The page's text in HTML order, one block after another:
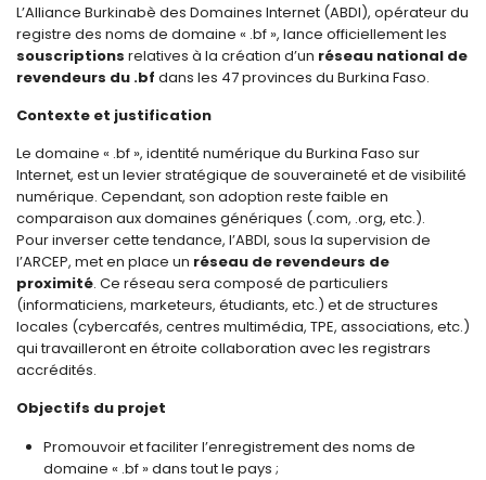
L’Alliance Burkinabè des Domaines Internet (ABDI), opérateur du
registre des noms de domaine « .bf », lance officiellement les
souscriptions relatives à la création d’un réseau national de
revendeurs du .bf dans les 47 provinces du Burkina Faso.
Contexte et justification
Le domaine « .bf », identité numérique du Burkina Faso sur
Internet, est un levier stratégique de souveraineté et de visibilité
numérique. Cependant, son adoption reste faible en
comparaison aux domaines génériques (.com, .org, etc.).
Pour inverser cette tendance, l’ABDI, sous la supervision de
l’ARCEP, met en place un réseau de revendeurs de
proximité. Ce réseau sera composé de particuliers
(informaticiens, marketeurs, étudiants, etc.) et de structures
locales (cybercafés, centres multimédia, TPE, associations, etc.)
qui travailleront en étroite collaboration avec les registrars
accrédités.
Objectifs du projet
Promouvoir et faciliter l’enregistrement des noms de
domaine « .bf » dans tout le pays ;